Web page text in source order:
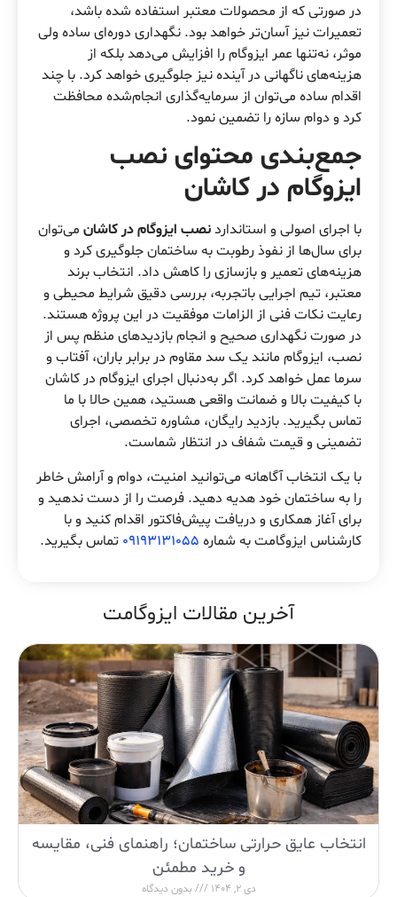
در صورتی که از محصولات معتبر استفاده شده باشد،
تعمیرات نیز آسان‌تر خواهد بود. نگهداری دوره‌ای ساده ولی
موثر، نه‌تنها عمر ایزوگام را افزایش می‌دهد بلکه از
هزینه‌های ناگهانی در آینده نیز جلوگیری خواهد کرد. با چند
اقدام ساده می‌توان از سرمایه‌گذاری انجام‌شده محافظت
کرد و دوام سازه را تضمین نمود.
جمع‌بندی محتوای نصب
ایزوگام در کاشان
با اجرای اصولی و استانداردنصب ایزوگام در کاشان می‌توان
برای سال‌ها از نفوذ رطوبت به ساختمان جلوگیری کرد و
هزینه‌های تعمیر و بازسازی را کاهش داد. انتخاب برند
معتبر، تیم اجرایی باتجربه، بررسی دقیق شرایط محیطی و
رعایت نکات فنی از الزامات موفقیت در این پروژه هستند.
در صورت نگهداری صحیح و انجام بازدیدهای منظم پس از
نصب، ایزوگام مانند یک سد مقاوم در برابر باران، آفتاب و
سرما عمل خواهد کرد. اگر به‌دنبال اجرای ایزوگام در کاشان
با کیفیت بالا و ضمانت واقعی هستید، همین حالا با ما
تماس بگیرید. بازدید رایگان، مشاوره تخصصی، اجرای
تضمینی و قیمت شفاف در انتظار شماست.
با یک انتخاب آگاهانه می‌توانید امنیت، دوام و آرامش خاطر
را به ساختمان خود هدیه دهید. فرصت را از دست ندهید و
برای آغاز همکاری و دریافت پیش‌فاکتور اقدام کنید و با
کارشناس ایزوگامت به شماره 09193131055 تماس بگیرید.
آخرین مقالات ایزوگامت
انتخاب عایق حرارتی ساختمان؛ راهنمای فنی، مقایسه
و خرید مطمئن
دی 2, 1404 بدون دیدگاه